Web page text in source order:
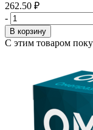
262.50 ₽
-
В корзину
С этим товаром